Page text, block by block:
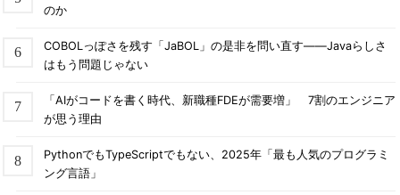
のか
COBOLっぽさを残す「JaBOL」の是非を問い直す――Javaらしさ
はもう問題じゃない
「AIがコードを書く時代、新職種FDEが需要増」 7割のエンジニア
が思う理由
PythonでもTypeScriptでもない、2025年「最も人気のプログラミ
ング言語」